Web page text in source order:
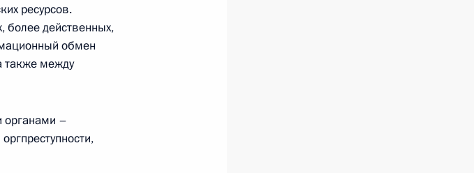
ресурсов.
более действенных,
обмен
также между
органами –